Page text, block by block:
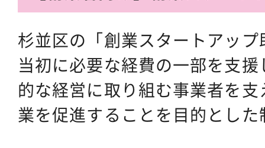
杉並区の「創業スタートアッ
当初に必要な経費の一部を支
的な経営に取り組む事業者を
業を促進することを目的とし